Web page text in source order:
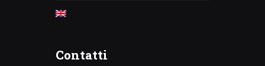
Contatti